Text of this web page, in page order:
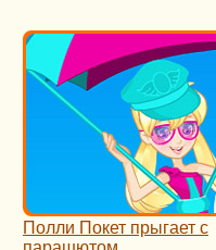
Полли Покет прыгает с